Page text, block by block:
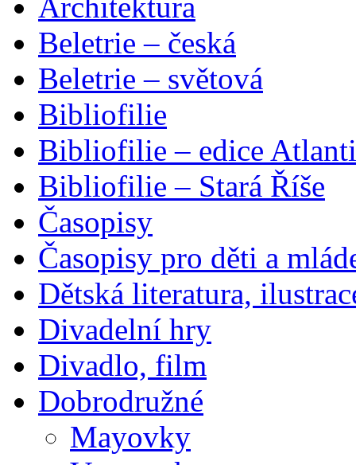
Beletrie – česká
Beletrie – světová
Bibliofilie
Bibliofilie – edice
Bibliofilie – Stará Říše
Časopisy
Časopisy pro děti a
Dětská literatura,
Divadelní hry
Divadlo, film
Dobrodružné
Mayovky